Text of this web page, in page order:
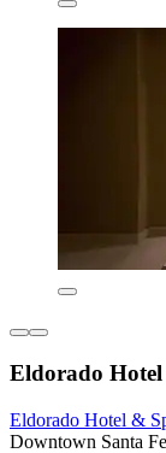
Eldorado
Eldorado Hotel &
Downtown Santa